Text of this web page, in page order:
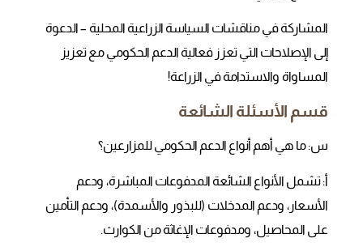
المشاركة في مناقشات السياسة الزراعية المحلية – الدعوة
إلى الإصلاحات التي تعزز فعالية الدعم الحكومي مع تعزيز
المساواة والاستدامة في الزراعة!
قسم الأسئلة الشائعة
س: ما هي أهم أنواع الدعم الحكومي للمزارعين؟
أ: تشمل الأنواع الشائعة المدفوعات المباشرة، ودعم
الأسعار، ودعم المدخلات (للبذور والأسمدة)، ودعم التأمين
على المحاصيل، ومدفوعات الإغاثة من الكوارث.